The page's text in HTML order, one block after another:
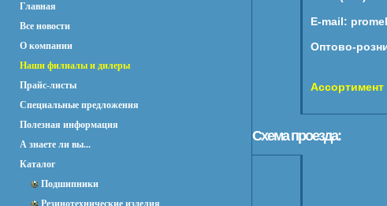
Главная
Все новости
О компании
Наши филиалы и дилеры
Прайс-листы
Специальные предложения
Полезная информация
А знаете ли вы...
Каталог
Подшипники
Резинотехнические изделия
E-mail:
Оптово-
Ассортимент
Схема проезда: